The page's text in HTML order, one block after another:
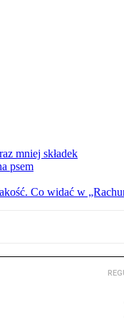
mniej składek
psem
Co widać w